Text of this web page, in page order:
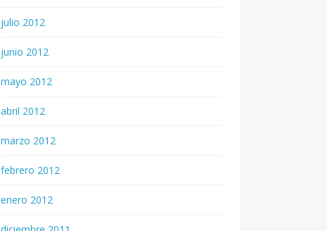
julio 2012
junio 2012
mayo 2012
abril 2012
marzo 2012
febrero 2012
enero 2012